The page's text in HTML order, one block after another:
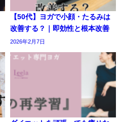
【50代】ヨガで小顔・たるみは
改善する？｜即効性と根本改善
2026年2月7日